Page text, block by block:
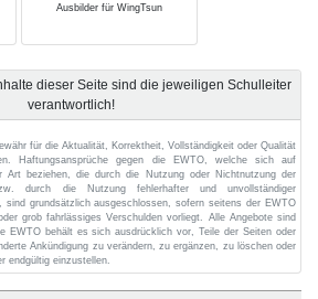
Ausbilder für WingTsun
dieser Seite sind die jeweiligen Schulleiter
verantwortlich!
für die Aktualität, Korrektheit, Vollständigkeit oder Qualität
Haftungsansprüche gegen die EWTO, welche sich auf
Art beziehen, die durch die Nutzung oder Nichtnutzung der
durch die Nutzung fehlerhafter und unvollständiger
sind grundsätzlich ausgeschlossen, sofern seitens der EWTO
grob fahrlässiges Verschulden vorliegt. Alle Angebote sind
EWTO behält es sich ausdrücklich vor, Teile der Seiten oder
Ankündigung zu verändern, zu ergänzen, zu löschen oder
endgültig einzustellen.